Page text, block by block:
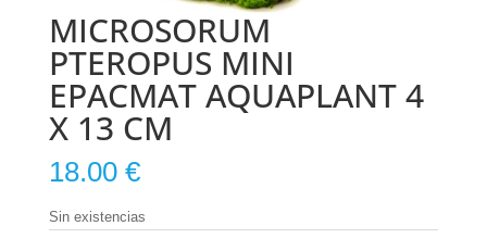
MICROSORUM
PTEROPUS MINI
EPACMAT AQUAPLANT 4
X 13 CM
18.00 €
Sin existencias